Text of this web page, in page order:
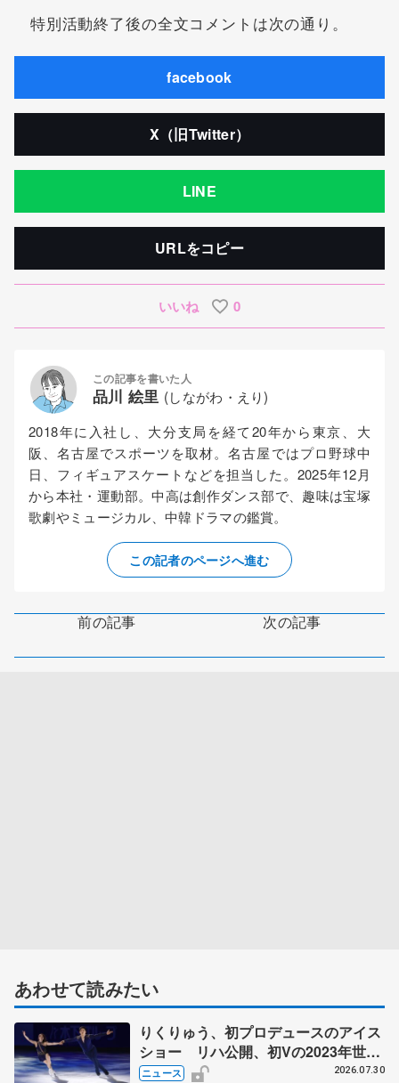
特別活動終了後の全文コメントは次の通り。
facebook
X（旧Twitter）
LINE
URLをコピー
いいね 0
この記事を書いた人
品川 絵里 (しながわ・えり)
2018年に入社し、大分支局を経て20年から東京、大
阪、名古屋でスポーツを取材。名古屋ではプロ野球中
日、フィギュアスケートなどを担当した。2025年12月
から本社・運動部。中高は創作ダンス部で、趣味は宝塚
歌劇やミュージカル、中韓ドラマの鑑賞。
この記者のページへ進む
前の記事 次の記事
あわせて読みたい
りくりゅう、初プロデュースのアイス
ショー リハ公開、初Vの2023年世界
選手権のSP披露 ハゼボロ、チョク
ニュース 2026.07.30